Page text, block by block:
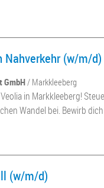
Nahverkehr (w/m/d)
GmbH/ Markkleeberg
in Markkleeberg!
Wandel bei. Bewirb
(w/m/d)